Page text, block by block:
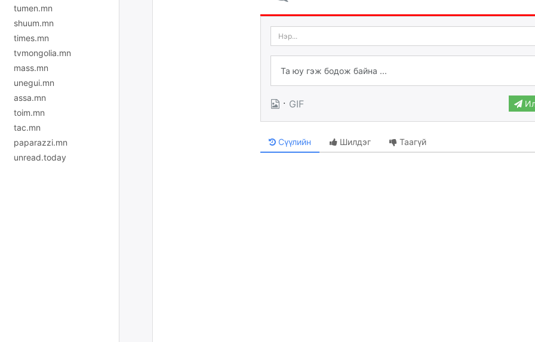
tumen.mn
shuum.mn
times.mn
tvmongolia.mn
mass.mn
unegui.mn
assa.mn
toim.mn
tac.mn
paparazzi.mn
unread.today
· GIF
Сүүлийн Шилдэг Таагүй